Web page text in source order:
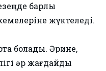
барлық
жүктеледі.
болады. Әрине,
әр жағдайды